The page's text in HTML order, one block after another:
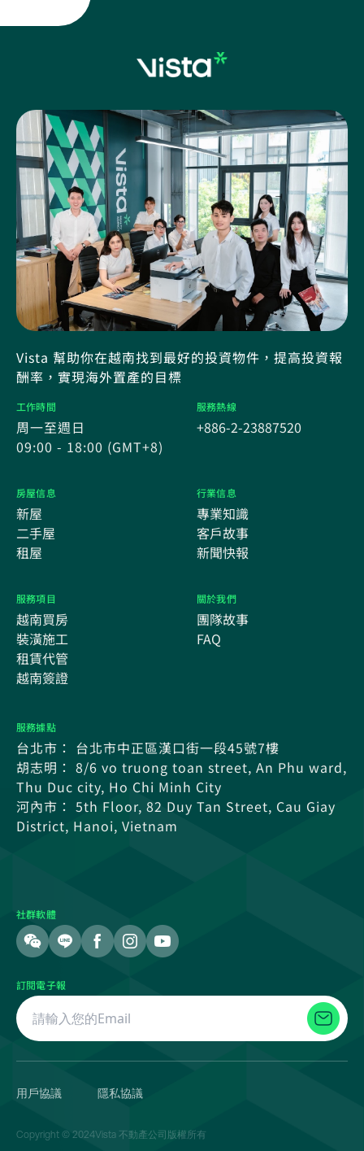
Vista 幫助你在越南找到最好的投資物件，提高投資報
酬率，實現海外置產的目標
工作時間
周一至週日
09:00 - 18:00 (GMT+8)
服務熱線
+886-2-23887520
房屋信息
新屋
二手屋
租屋
行業信息
專業知識
客戶故事
新聞快報
服務項目
越南買房
裝潢施工
租賃代管
越南簽證
關於我們
團隊故事
FAQ
服務據點
台北市： 台北市中正區漢口街一段45號7樓
胡志明： 8/6 vo truong toan street, An Phu ward,
Thu Duc city, Ho Chi Minh City
河內市： 5th Floor, 82 Duy Tan Street, Cau Giay
District, Hanoi, Vietnam
社群軟體
訂閱電子報
Copyright © 2024Vista 不動產公司版權所有
用戶協議 隱私協議